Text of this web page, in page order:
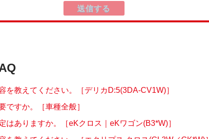
を教えてください。［デリカD:5(3DA-CV1W)］
ですか。［車種全般］
はありますか。［eKクロス｜eKワゴン(B3*W)］